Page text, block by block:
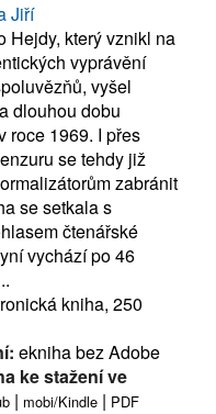
Jiří
Hejdy, který vznikl na
vyprávění
vyšel
dlouhou dobu
roce 1969. I přes
se tehdy již
zabránit
se setkala s
čtenářské
vychází po 46
kniha, 250
ekniha bez Adobe
ke stažení ve
| mobi/Kindle | PDF